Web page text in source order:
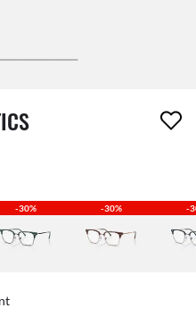
de souhaits
-30% -30% -